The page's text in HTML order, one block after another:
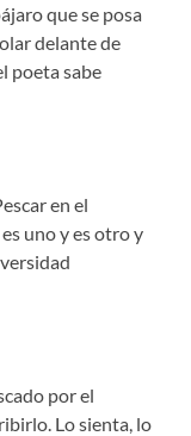
que se posa
delante de
poeta sabe
en el
uno y es otro y
por el
Lo sienta, lo